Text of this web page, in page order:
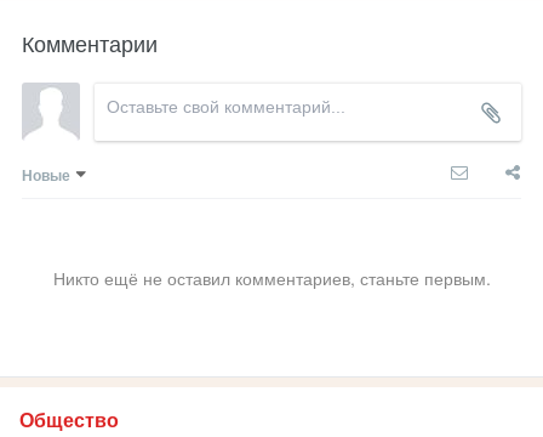
Комментарии
Новые
Никто ещё не оставил комментариев, станьте первым.
Общество